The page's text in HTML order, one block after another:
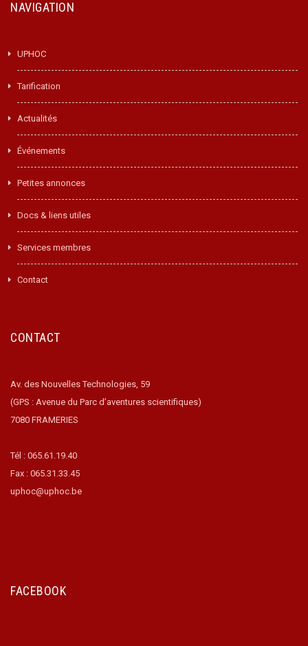
NAVIGATION
UPHOC
Tarification
Actualités
Événements
Petites annonces
Docs & liens utiles
Services membres
Contact
CONTACT
Av. des Nouvelles Technologies, 59
(GPS : Avenue du Parc d’aventures scientifiques)
7080 FRAMERIES
Tél : 065.61.19.40
Fax : 065.31.33.45
uphoc@uphoc.be
FACEBOOK